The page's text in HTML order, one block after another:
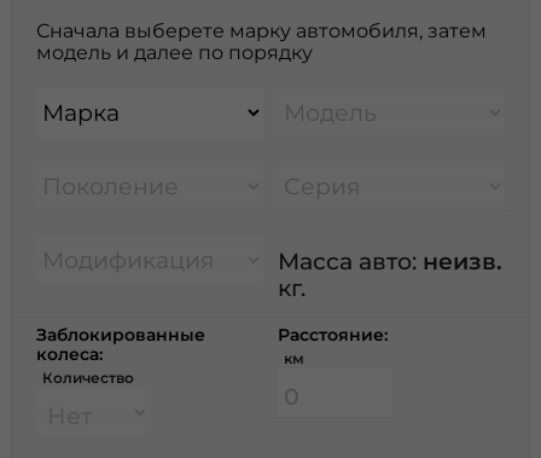
Сначала выберете марку автомобиля, затем
модель и далее по порядку
Марка Модель
Поколение Серия
Модификация Масса авто: неизв.
кг.
Заблокированные
колеса:
Количество
Расстояние:
км